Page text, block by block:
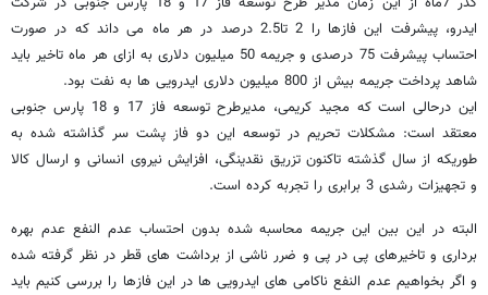
ایدرو، پیشرفت این فازها را 2 تا2.5 درصد در هر ماه می داند که در صورت
احتساب پیشرفت 75 درصدی و جریمه 50 میلیون دلاری به ازای هر ماه تاخیر باید
شاهد پرداخت جریمه بیش از 800 میلیون دلاری ایدرویی ها به نفت بود.
این درحالی است که مجید کریمی، مدیرطرح توسعه فاز 17 و 18 پارس جنوبی
معتقد است: مشکلات تحریم در توسعه این دو فاز پشت سر گذاشته شده به
طوریکه از سال گذشته تاکنون تزریق نقدینگی، افزایش نیروی انسانی و ارسال کالا
و تجهیزات رشدی 3 برابری را تجربه کرده است.
البته در این بین این جریمه محاسبه شده بدون احتساب عدم النفع عدم بهره
برداری و تاخیرهای پی در پی و ضرر ناشی از برداشت های قطر در نظر گرفته شده
و اگر بخواهیم عدم النفع ناکامی های ایدرویی ها در این فازها را بررسی کنیم باید